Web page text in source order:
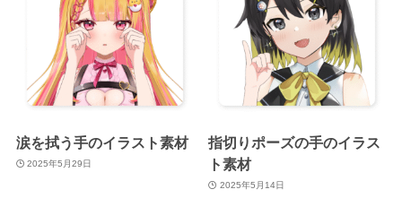
涙を拭う手のイラスト素材
2025年5月29日
指切りポーズの手のイラス
ト素材
2025年5月14日